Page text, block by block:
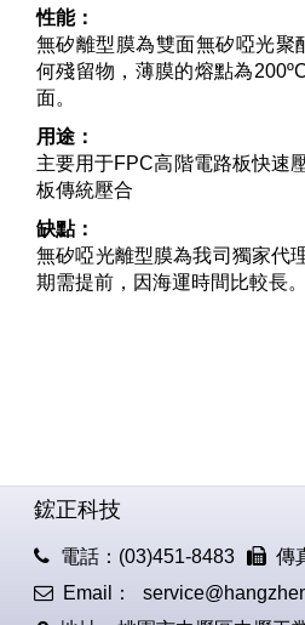
性能：
無矽離型膜為雙面無矽啞光聚
何殘留物，薄膜的熔點為
面。
用途：
主要用于FPC高階電路板快速
板傳統壓合
缺點：
無矽啞光離型膜為我司獨家代
期需提前，因海運時間比較長。
鋐正科技
電話：(03)451-8483
傳
Email：